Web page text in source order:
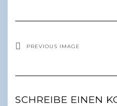
PREVIOUS IMAGE
SCHREIBE EINEN